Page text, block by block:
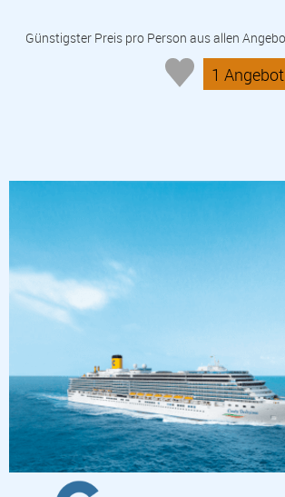
Günstigster Preis pro Person aus allen
1 Angebot